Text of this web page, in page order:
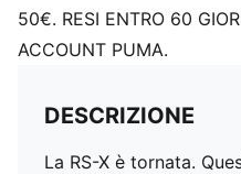
50€. RESI ENTRO 60
ACCOUNT PUMA.
DESCRIZIONE
La RS-X è tornata.